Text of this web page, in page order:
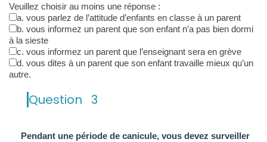
Veuillez choisir au moins une réponse :
a. vous parlez de l’attitude d’enfants en classe à un parent
b. vous informez un parent que son enfant n’a pas bien dormi
à la sieste
c. vous informez un parent que l’enseignant sera en grève
d. vous dites à un parent que son enfant travaille mieux qu’un
autre.
Question 3
Pendant une période de canicule, vous devez surveiller